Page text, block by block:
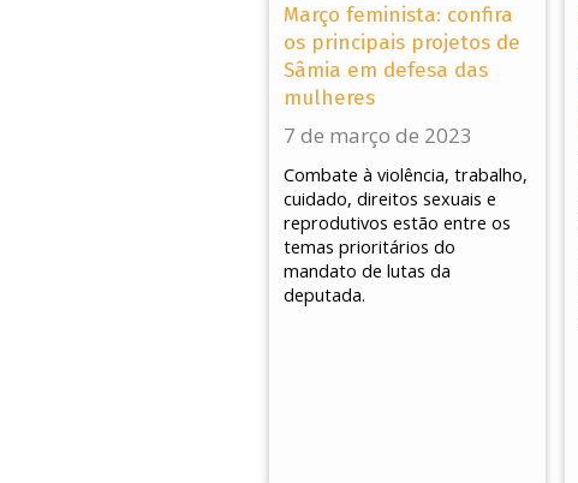
Março feminista: confira
os principais projetos de
Sâmia em defesa das
mulheres
7 de março de 2023
Combate à violência, trabalho,
cuidado, direitos sexuais e
reprodutivos estão entre os
temas prioritários do
mandato de lutas da
deputada.